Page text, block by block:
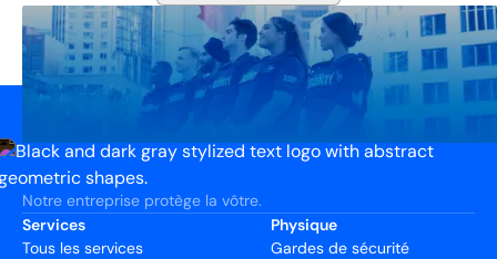
Notre entreprise protège la vôtre.
Services
Tous les services
Physique
Gardes de sécurité